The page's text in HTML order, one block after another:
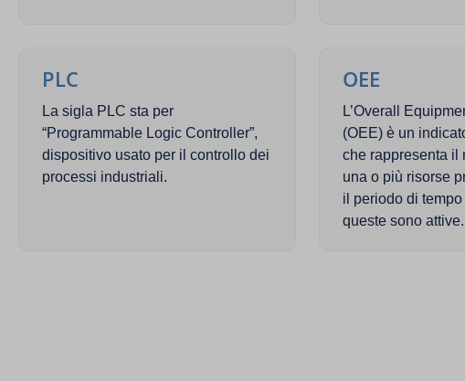
PLC
La sigla PLC sta per
“Programmable Logic Controller”,
dispositivo usato per il controllo dei
processi industriali.
OEE
L’Overall
(OEE) è un
che rappresenta il
una o più risorse
il periodo di
queste sono attive.